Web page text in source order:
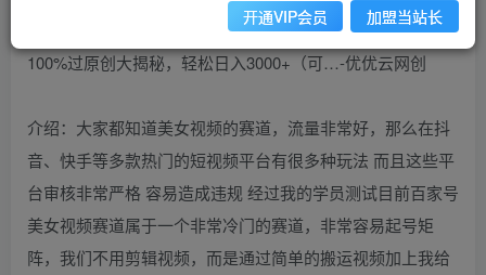
介绍：大家都知道美女视频的赛道，流量非常好，那么在抖
音、快手等多款热门的短视频平台有很多种玩法 而且这些平
台审核非常严格 容易造成违规 经过我的学员测试目前百家号
美女视频赛道属于一个非常冷门的赛道，非常容易起号矩
阵，我们不用剪辑视频，而是通过简单的搬运视频加上我给
开通VIP会员 加盟当站长